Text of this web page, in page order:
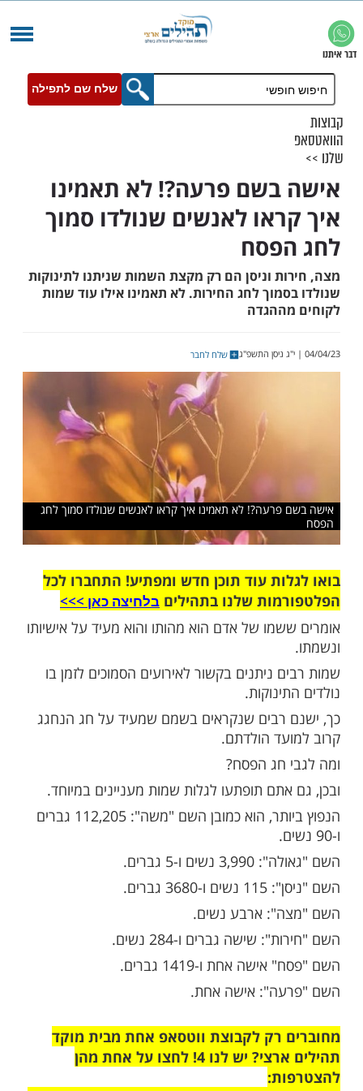
שלח שם לתפילה
בשם פרעה?! לא תאמינו
לאנשים שנולדו סמוך
וניסן הם רק מקצת השמות שניתנו לתינוקות
לחג החירות. לא תאמינו אילו עוד שמות
שלח לחבר
לא תאמינו איך קראו לאנשים שנולדו סמוך לחג
עוד תוכן חדש ומפתיע! התחברו לכל
שלנו בתהילים
של אדם הוא מהותו והוא מעיד על אישיותו
ניתנים בקשור לאירועים הסמוכים לזמן בו
רבים שנקראים בשמם שמעיד על חג הנחגג
הולדתם.
חג הפסח?
תופתעו לגלות שמות מעניינים במיוחד.
הנפוץ ביותר, הוא כמובן השם "משה": 112,205 גברים
ו-5 גברים.